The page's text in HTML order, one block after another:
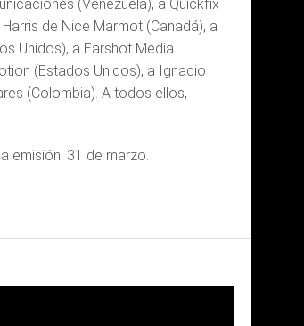
(Venezuela), a Quickfix
de Nice Marmot (Canadá), a
Unidos), a Earshot Media
(Estados Unidos), a Ignacio
(Colombia). A todos ellos,
emisión: 31 de marzo.